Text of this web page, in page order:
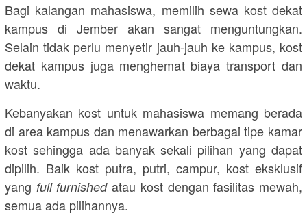
Bagi kalangan mahasiswa, memilih sewa kost dekat
kampus di Jember akan sangat menguntungkan.
Selain tidak perlu menyetir jauh-jauh ke kampus, kost
dekat kampus juga menghemat biaya transport dan
waktu.
Kebanyakan kost untuk mahasiswa memang berada
di area kampus dan menawarkan berbagai tipe kamar
kost sehingga ada banyak sekali pilihan yang dapat
dipilih. Baik kost putra, putri, campur, kost eksklusif
yang full furnishedatau kost dengan fasilitas mewah,
semua ada pilihannya.